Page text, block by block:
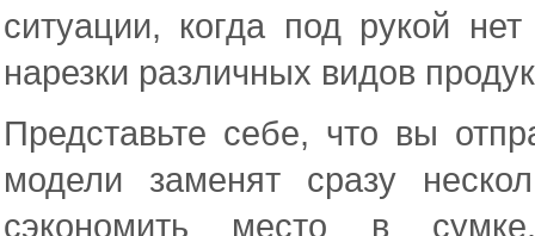
ситуации, когда под рукой
нарезки различных видов
Представьте себе, что вы
модели заменят сразу
сэкономить место в